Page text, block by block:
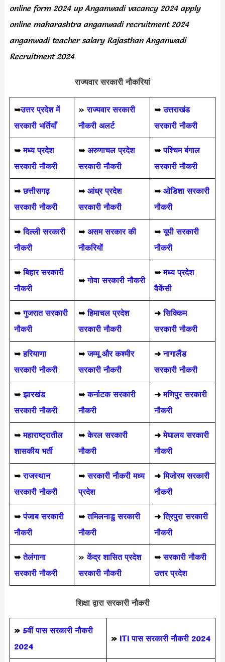
online form 2024 up Anganwadi vacancy 2024 apply
online maharashtra anganwadi recruitment 2024
anganwadi teacher salary Rajasthan Anganwadi
Recruitment 2024
राज्यवार सरकारी नौकरियां
➥उत्तर प्रदेश में
सरकारी भर्तियाँ
»राज्यवार सरकारी
नौकरी अलर्ट
➥ उत्तराखंड
सरकारी नौकरी
➥ मध्य प्रदेश
सरकारी नौकरी
➥ अरुणाचल प्रदेश
सरकारी नौकरी
➥ पश्चिम बंगाल
सरकारी नौकरी
➥ छत्तीसगढ़
सरकारी नौकरी
➥ आंध्र प्रदेश
सरकारी नौकरी
➥ ओडिशा सरकारी
नौकरी
➥ दिल्ली सरकारी
नौकरी
➥ असम सरकार की
नौकरियों
➥ यूपी सरकारी
नौकरी
➥बिहार सरकारी
नौकरी
➥गोवा सरकारी नौकरी
➥ मध्य प्रदेश
वैकेंसी
➥ गुजरात सरकारी
नौकरी
➥हिमाचल प्रदेश
सरकारी नौकरी
➜ सिक्किम
सरकारी नौकरी
➥हरियाणा
सरकारी नौकरी
➥जम्मू और कश्मीर
सरकारी नौकरी
➜ नागालैंड
सरकारी नौकरी
➥ झारखंड
सरकारी नौकरी
➥ कर्नाटक सरकारी
नौकरी
➜ मणिपुर सरकारी
नौकरी
➥ महाराष्ट्रातील
शासकीय भर्ती
➥ केरल सरकारी
नौकरी
➜ मेघालय सरकारी
नौकरी
➥ राजस्थान
सरकारी नौकरी
➥सरकारी नौकरी मध्य
प्रदेश
➜मिजोरम सरकारी
नौकरी
➥ पंजाब सरकारी
नौकरी
➥ तमिलनाडु सरकारी
नौकरी
➜ त्रिपुरा सरकारी
नौकरी
➥तेलंगाना
सरकारी नौकरी
»केंद्र शासित प्रदेश
सरकारी नौकरी
➥ सरकारी नौकरी
उत्तर प्रदेश
शिक्षा द्वारा सरकारी नौकरी
» 5वीं पास सरकारी नौकरी
2024
» ITI पास सरकारी नौकरी 2024